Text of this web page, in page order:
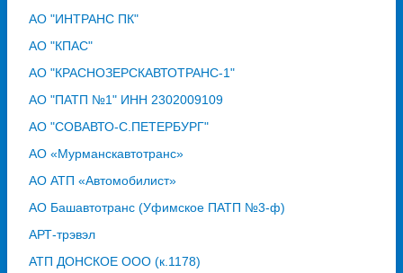
АО "ИНТРАНС ПК"
АО "КПАС"
АО "КРАСНОЗЕРСКАВТОТРАНС-1"
АО "ПАТП №1" ИНН 2302009109
АО "СОВАВТО-С.ПЕТЕРБУРГ"
АО «Мурманскавтотранс»
АО АТП «Автомобилист»
АО Башавтотранс (Уфимское ПАТП №3-ф)
АРТ-трэвэл
АТП ДОНСКОЕ ООО (к.1178)